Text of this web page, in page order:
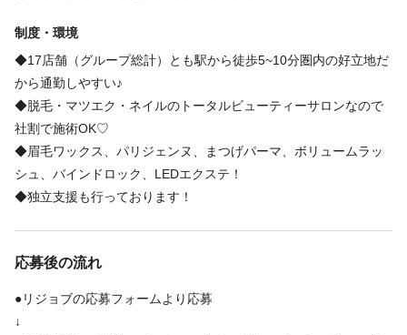
インセンティブあり
交通費支給
・上限額
10000円
・支給条件
福利厚生
インセンティブあり 社員登用あり 副業・WワークOK
◎食事会など
（もちろん強制は無し♪時々美味しいものを食べに行きます♡）
制度・環境
◆17店舗（グループ総計）とも駅から徒歩5~10分圏内の好立地だ
から通勤しやすい♪
◆脱毛・マツエク・ネイルのトータルビューティーサロンなので
社割で施術OK♡
◆眉毛ワックス、パリジェンヌ、まつげパーマ、ボリュームラッ
シュ、バインドロック、LEDエクステ！
◆独立支援も行っております！
応募後の流れ
●リジョブの応募フォームより応募
↓